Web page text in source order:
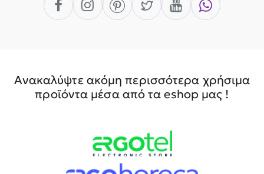
Ανακαλύψτε ακόμη περισσότερα χρήσιμα
προϊόντα μέσα από τα eshop μας !